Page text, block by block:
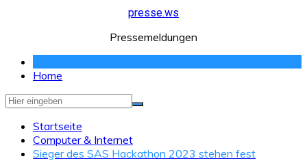
presse.ws
Pressemeldungen
Home
Startseite
Computer & Internet
Sieger des SAS Hackathon 2023 stehen fest